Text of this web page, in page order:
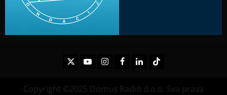
TwitterYoutubeInstagramFacebook
LinkedInTikTok
Copyright ©2025 Domus Radio d.o.o. Sva prava